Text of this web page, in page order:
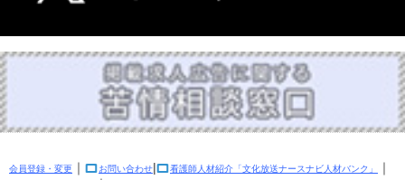
会員登録・変更 ｜ お問い合わせ| 看護師人材紹介「文化放送ナースナビ人材バンク」
｜